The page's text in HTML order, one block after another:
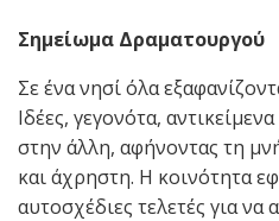
Σημείωμα Δραματουργού
Σε ένα νησί όλα
Ιδέες, γεγονότα,
στην άλλη, αφήνοντας τη
και άχρηστη. Η κοινότητα
αυτοσχέδιες τελετές για να